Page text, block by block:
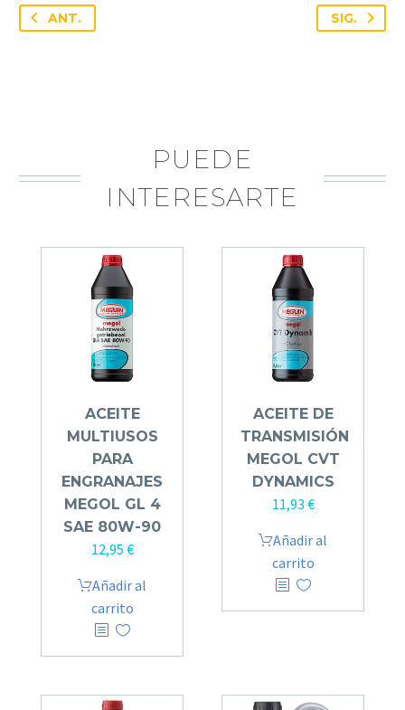
ANT. SIG.
PUEDE
INTERESARTE
ACEITE
MULTIUSOS
PARA
ENGRANAJES
MEGOL GL 4
SAE 80W-90
12,95 €
Añadir al
carrito
ACEITE DE
TRANSMISIÓN
MEGOL CVT
DYNAMICS
11,93 €
Añadir al
carrito